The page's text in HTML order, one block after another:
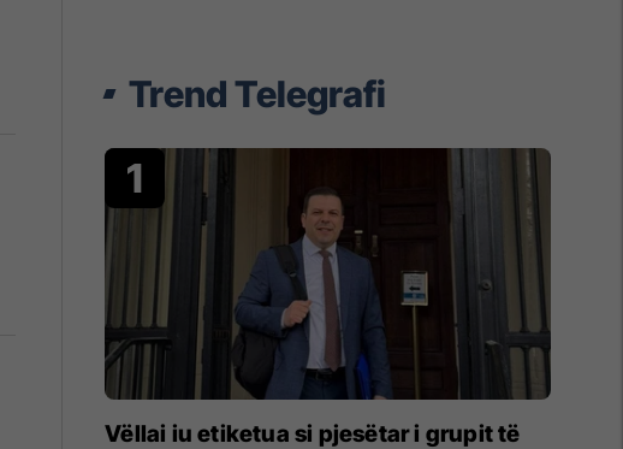
Trend Telegrafi
Vëllai iu etiketua si pjesëtar i grupit të